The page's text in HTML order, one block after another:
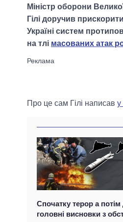
Міністр оборони
Гілі доручив
Україні систем
на тлі масованих атак
Про це сам Гілі написав у
Спочатку терор а
головні висновки з